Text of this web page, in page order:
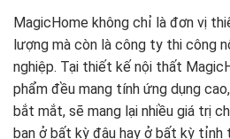
MagicHome không chỉ là đơn vị
lượng mà còn là công ty thi công
nghiệp. Tại thiết kế nội thất
phẩm đều mang tính ứng dụng
bắt mắt, sẽ mang lại nhiều giá trị
bạn ở bất kỳ đâu hay ở bất kỳ tỉnh